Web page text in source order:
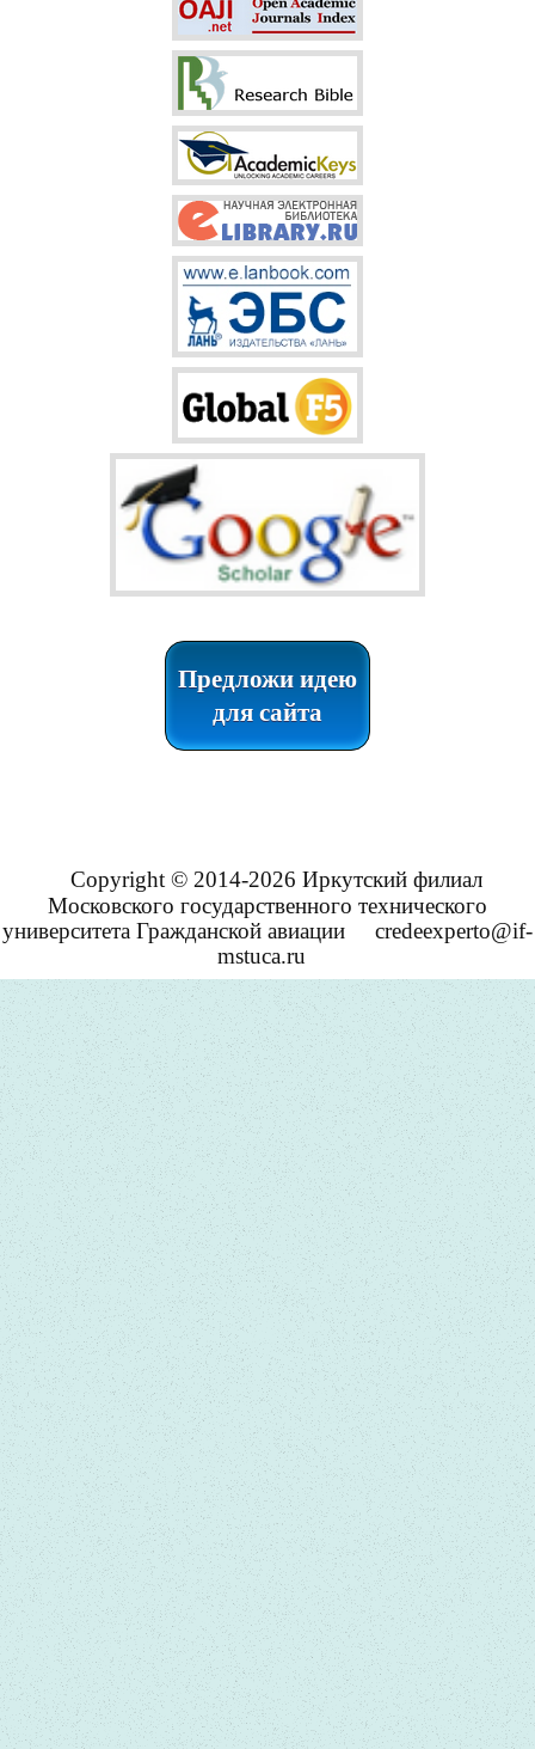
Предложи идею
для сайта
Copyright © 2014-2026 Иркутский филиал
Московского государственного технического
университета Гражданской авиации
credeexperto@if-
mstuca.ru